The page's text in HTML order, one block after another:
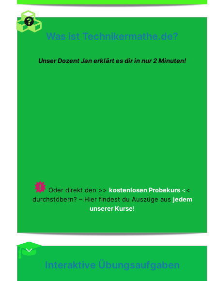
Was ist Technikermathe.de?
Unser Dozent Jan erklärt es dir in nur 2 Minuten!
Oder direkt den >> kostenlosen Probekurs <<
durchstöbern? – Hier findest du Auszüge aus jedem
unserer Kurse!
Interaktive Übungsaufgaben